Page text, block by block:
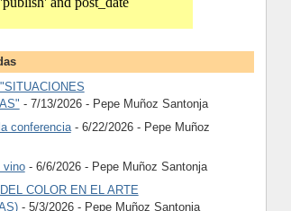
- 7/13/2026- Pepe Muñoz Santonja
conferencia- 6/22/2026- Pepe Muñoz
vino- 6/6/2026- Pepe Muñoz Santonja
COLOR EN EL ARTE
- 5/3/2026- Pepe Muñoz Santonja